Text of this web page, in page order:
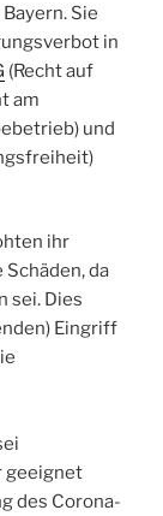
Sie
in
(Recht auf
am
und
ihr
da
sei. Dies
Eingriff
geeignet
des Corona-